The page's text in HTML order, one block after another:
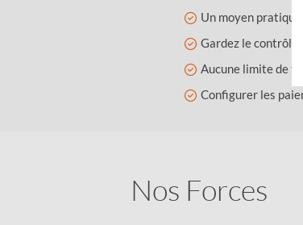
Un moyen
Gardez le contrôle
Aucune limite de
Configurer les
Nos Forces